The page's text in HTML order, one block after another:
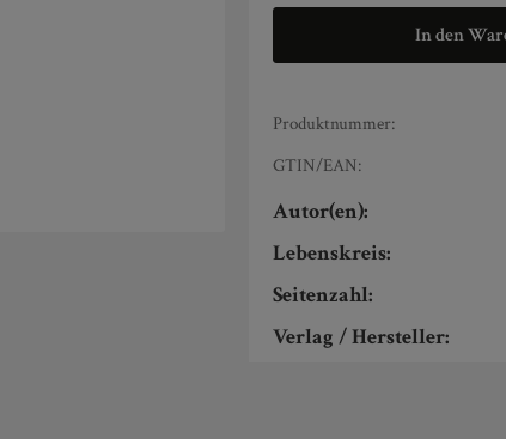
In den
Produktnummer:
GTIN/EAN:
Autor(en):
Lebenskreis:
Seitenzahl:
Verlag / Hersteller: